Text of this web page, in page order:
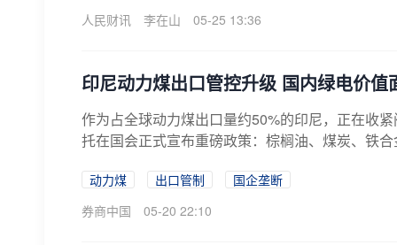
人民财讯
李在山 05-25 13:36
印尼动力煤出口管控升级 国内绿电价值
作为占全球动力煤出口量约50%的印尼，正在收
托在国会正式宣布重磅政策：棕榈油、煤炭、铁
动力煤 出口管制
国企垄断
券商中国
05-20 22:10